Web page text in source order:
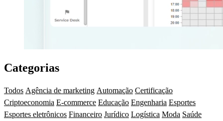
Categorias
Todos Agência de marketing Automação Certificação
Criptoeconomia E-commerce Educação Engenharia Esportes
Esportes eletrônicos Financeiro Jurídico Logística Moda Saúde